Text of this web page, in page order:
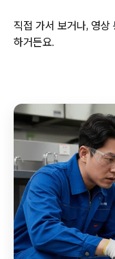
직접 가서 보거나, 영
하거든요.